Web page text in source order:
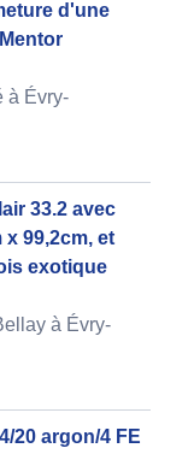
d'une
à Évry-
33.2 avec
99,2cm, et
exotique
à Évry-
20 argon/4 FE